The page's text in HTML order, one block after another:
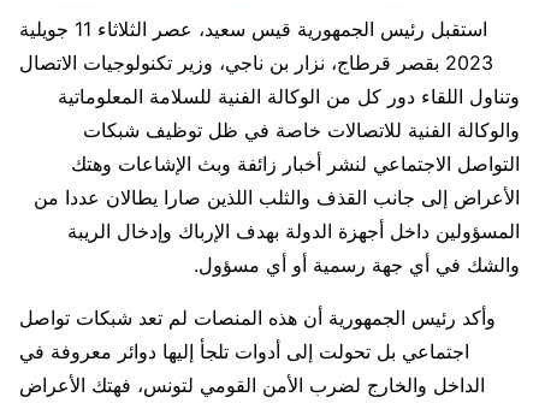
استقبل رئيس الجمهورية قيس سعيد، عصر الثلاثاء 11 جويلية
2023 بقصر قرطاج، نزار بن ناجي، وزير تكنولوجيات الاتصال
وتناول اللقاء دور كل من الوكالة الفنية للسلامة المعلوماتية
والوكالة الفنية للاتصالات خاصة في ظل توظيف شبكات
التواصل الاجتماعي لنشر أخبار زائفة وبث الإشاعات وهتك
الأعراض إلى جانب القذف والثلب اللذين صارا يطالان عددا من
المسؤولين داخل أجهزة الدولة بهدف الإرباك وإدخال الريبة
والشك في أي جهة رسمية أو أي مسؤول.
وأكد رئيس الجمهورية أن هذه المنصات لم تعد شبكات تواصل
اجتماعي بل تحولت إلى أدوات تلجأ إليها دوائر معروفة في
الداخل والخارج لضرب الأمن القومي لتونس، فهتك الأعراض